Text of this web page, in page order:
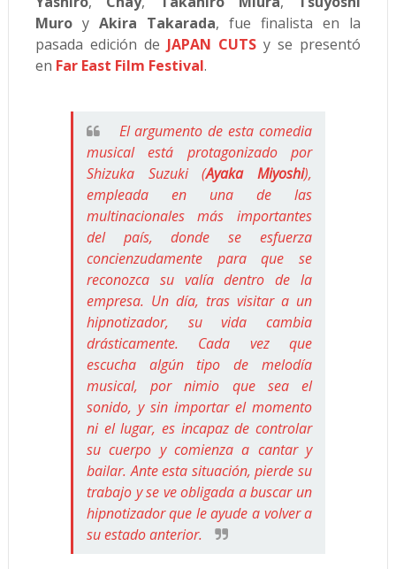
Muroy Akira Takarada, fue finalista en la
pasada edición de JAPAN CUTS y se presentó
en Far East Film Festival.
El argumento de esta comedia
musical está protagonizado por
Shizuka Suzuki (Ayaka Miyoshi),
empleada en una de las
multinacionales más importantes
del país, donde se esfuerza
concienzudamente para que se
reconozca su valía dentro de la
empresa. Un día, tras visitar a un
hipnotizador, su vida cambia
drásticamente. Cada vez que
escucha algún tipo de melodía
musical, por nimio que sea el
sonido, y sin importar el momento
ni el lugar, es incapaz de controlar
su cuerpo y comienza a cantar y
bailar. Ante esta situación, pierde su
trabajo y se ve obligada a buscar un
hipnotizador que le ayude a volver a
su estado anterior.